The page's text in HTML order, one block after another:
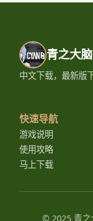
青之大脑
中文下载，最新版
快速导航
游戏说明
使用攻略
马上下载
© 2025 青之